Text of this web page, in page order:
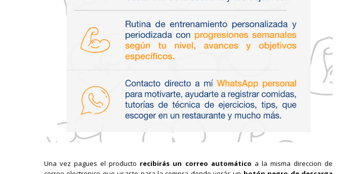
Una vez pagues el producto recibirás un correo automático a la misma direccion de